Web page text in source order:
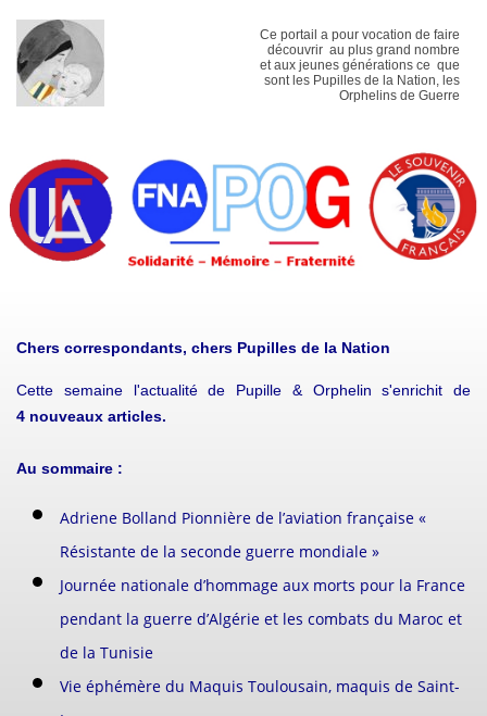
Ce portail a pour vocation de faire
découvrir au plus grand nombre
et aux jeunes générations ce que
sont les Pupilles de la Nation, les
Orphelins de Guerre
Chers correspondants, chers Pupilles de la Nation
Cette semaine l'actualité de Pupille & Orphelin s'enrichit de
4 nouveaux articles.
Au sommaire :
Adriene Bolland Pionnière de l’aviation française «
Résistante de la seconde guerre mondiale »
Journée nationale d’hommage aux morts pour la France
pendant la guerre d’Algérie et les combats du Maroc et
de la Tunisie
Vie éphémère du Maquis Toulousain, maquis de Saint-